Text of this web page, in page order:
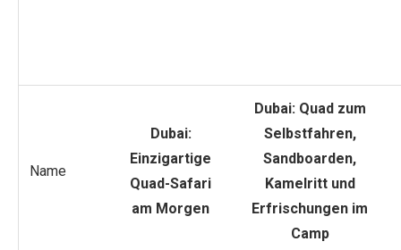
Name
Dubai:
Einzigartige
Quad-Safari
am Morgen
Dubai: Quad zum
Selbstfahren,
Sandboarden,
Kamelritt und
Erfrischungen im
Camp